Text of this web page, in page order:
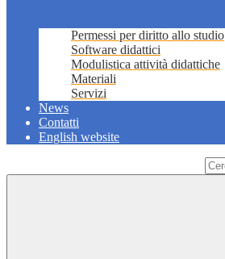
Permessi per diritto allo studio
Software didattici
Modulistica attività didattiche
Materiali
Servizi
News
Contatti
English website